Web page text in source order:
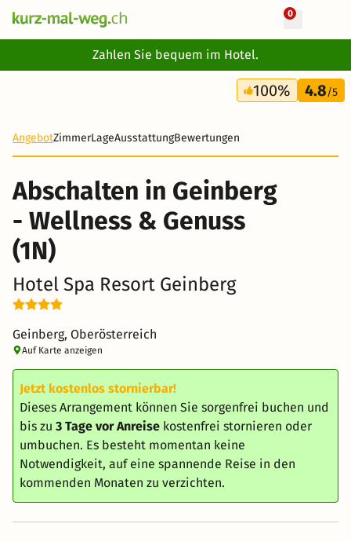
0
Zahlen Sie bequem im Hotel.
2 Tage
168 CHF
100% 4.8/5
AngebotZimmerLageAusstattungBewertungen
Abschalten in Geinberg
- Wellness & Genuss
(1N)
Hotel Spa Resort Geinberg
Geinberg, Oberösterreich
Auf Karte anzeigen
Jetzt kostenlos stornierbar!
Dieses Arrangement können Sie sorgenfrei buchen und
bis zu 3 Tage vor Anreise kostenfrei stornieren oder
umbuchen. Es besteht momentan keine
Notwendigkeit, auf eine spannende Reise in den
kommenden Monaten zu verzichten.